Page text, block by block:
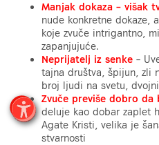
Manjak dokaza – višak
nude konkretne dokaze,
koje zvuče intrigantno,
zapanjujuće.
Neprijatelj iz senke –
tajna društva, špijun, zli
broj ljudi na svetu,
Zvuče previše dobro
deluje kao dobar zaplet
Agate Kristi, velika je
stvarnosti